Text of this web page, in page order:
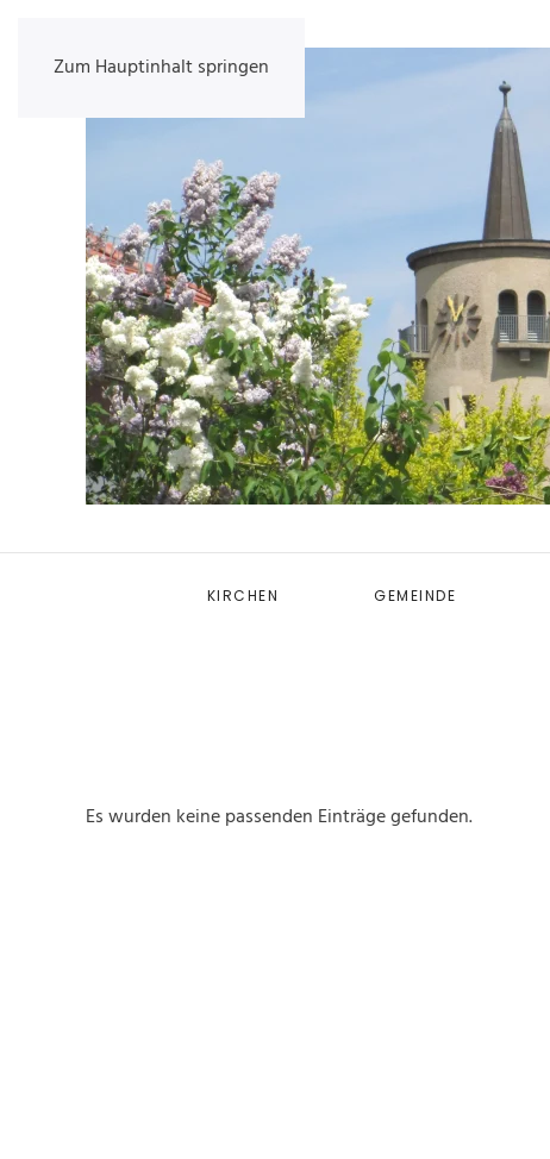
Zum Hauptinhalt springen
KIRCHEN GEMEINDE
Es wurden keine passenden Einträge gefunden.